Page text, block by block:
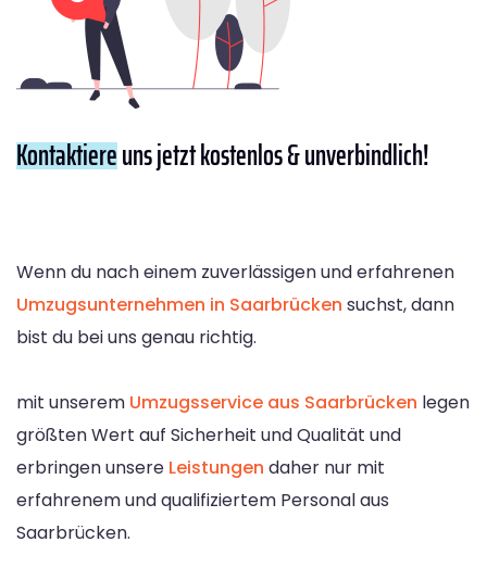
Kontaktiereuns jetzt kostenlos & unverbindlich!
Wenn du nach einem zuverlässigen und erfahrenen
Umzugsunternehmen in Saarbrücken suchst, dann
bist du bei uns genau richtig.
mit unserem Umzugsservice aus Saarbrücken legen
größten Wert auf Sicherheit und Qualität und
erbringen unsere Leistungen daher nur mit
erfahrenem und qualifiziertem Personal aus
Saarbrücken.